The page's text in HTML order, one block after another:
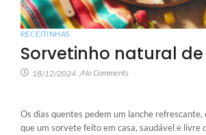
RECEITINHAS
Sorvetinho natural
18/12/2024 /No Comments
Os dias quentes pedem um lanche refrescante,
que um sorvete feito em casa, saudável e livre